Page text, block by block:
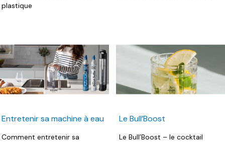
plastique
Entretenir sa machine à eau
Comment entretenir sa
Le Bull’Boost
Le Bull’Boost – le cocktail